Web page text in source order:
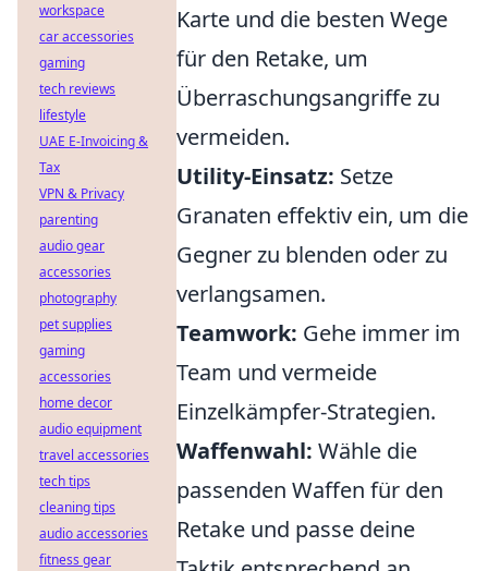
Karte und die besten Wege
für den Retake, um
Überraschungsangriffe zu
vermeiden.
Utility-Einsatz: Setze
Granaten effektiv ein, um die
Gegner zu blenden oder zu
verlangsamen.
Teamwork: Gehe immer im
Team und vermeide
Einzelkämpfer-Strategien.
Waffenwahl: Wähle die
passenden Waffen für den
Retake und passe deine
workspace
car accessories
gaming
tech reviews
lifestyle
UAE E-Invoicing &
Tax
VPN & Privacy
parenting
audio gear
accessories
photography
pet supplies
gaming
accessories
home decor
audio equipment
travel accessories
tech tips
cleaning tips
audio accessories
fitness gear